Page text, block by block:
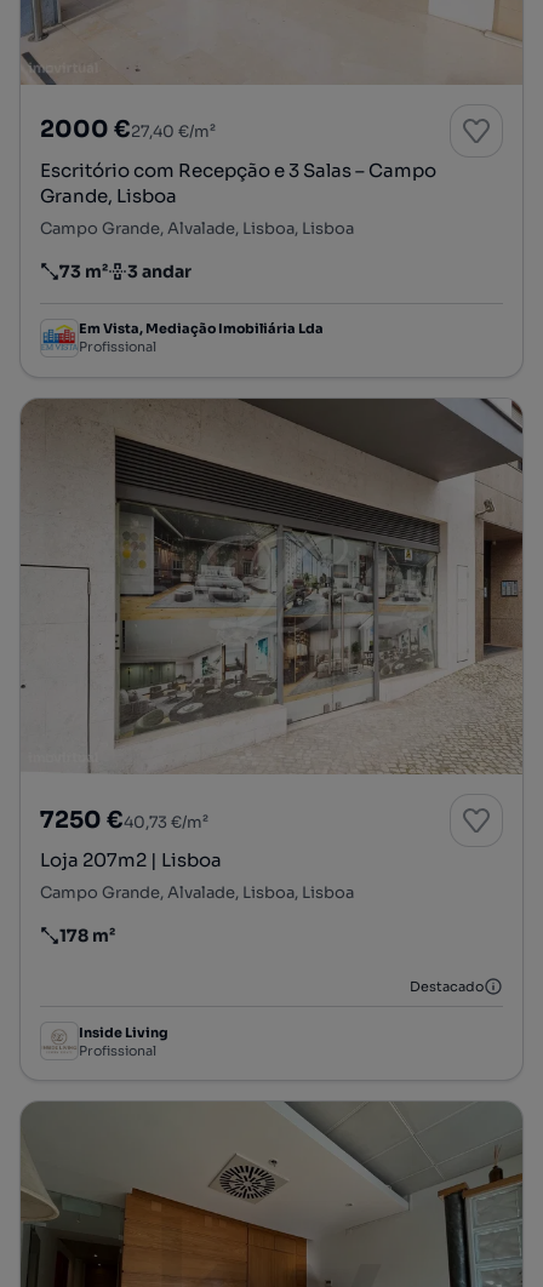
2000 €27,40 €/m²
Escritório com Recepção e 3 Salas – Campo
Grande, Lisboa
Campo Grande, Alvalade, Lisboa, Lisboa
Preço por metro quadrado
73 m²
Andar 3 andar
Em Vista, Mediação Imobiliária Lda
Profissional
7250 €40,73 €/m²
Loja 207m2 | Lisboa
Campo Grande, Alvalade, Lisboa, Lisboa
Preço por metro quadrado
178 m²
Destacado
Inside Living
Profissional